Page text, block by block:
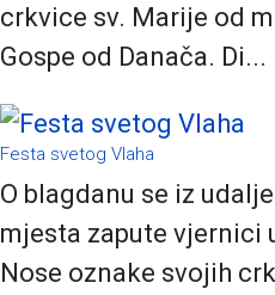
crkvice sv. Marije od
Gospe od Danača. Di...
Festa svetog Vlaha
O blagdanu se iz
mjesta zapute vjernici
Nose oznake svojih